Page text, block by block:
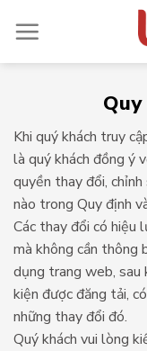
đến
Khi quý khách truy
là quý khách đồng ý
quyền thay đổi,
nào trong Quy định
Các thay đổi có hiệu
mà không cần thông
dụng trang web, sau
kiện được đăng tải,
những thay đổi đó.
Quý khách vui lòng